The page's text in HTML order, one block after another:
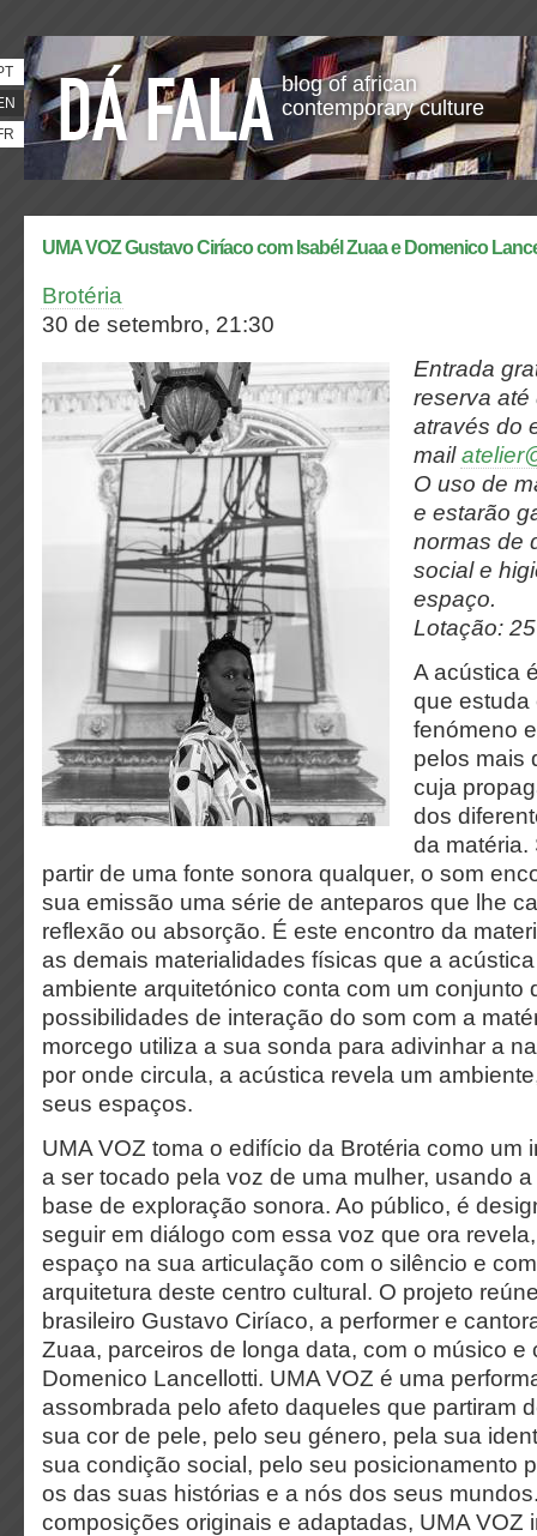
blog of african
contemporary culture
UMA VOZ Gustavo Ciríaco com Isabél Zuaa e Domenico
Brotéria
30 de setembro, 21:30
Entrada
reserva até
através do
mail
O uso de
e estarão
normas de
social e
espaço.
Lotação:
A acústica
que estuda
fenómeno
pelos mais
cuja
dos
da matéria.
partir de uma fonte sonora qualquer, o som
sua emissão uma série de anteparos que lhe
reflexão ou absorção. É este encontro da
as demais materialidades físicas que a
ambiente arquitetónico conta com um conjunto
possibilidades de interação do som com a
morcego utiliza a sua sonda para adivinhar a
por onde circula, a acústica revela um
seus espaços.
UMA VOZ toma o edifício da Brotéria como um
a ser tocado pela voz de uma mulher, usando
base de exploração sonora. Ao público, é
seguir em diálogo com essa voz que ora
espaço na sua articulação com o silêncio e
arquitetura deste centro cultural. O projeto
brasileiro Gustavo Ciríaco, a performer e
Zuaa, parceiros de longa data, com o músico e
Domenico Lancellotti. UMA VOZ é uma
assombrada pelo afeto daqueles que partiram
sua cor de pele, pelo seu género, pela sua
sua condição social, pelo seu posicionamento
os das suas histórias e a nós dos seus
composições originais e adaptadas, UMA VOZ